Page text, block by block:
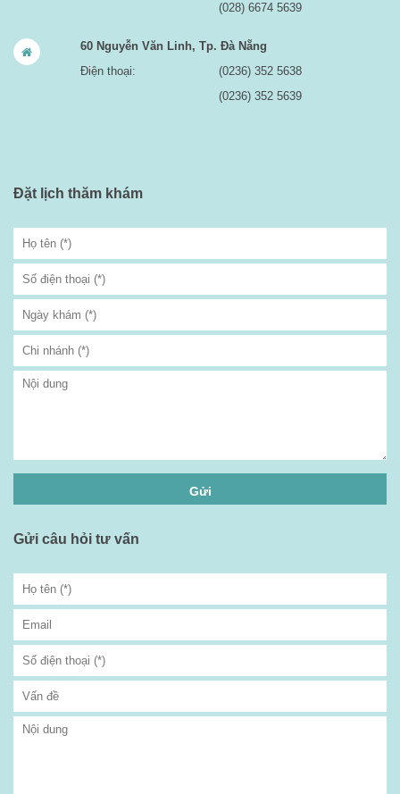
(028) 6674 5639
60 Nguyễn Văn Linh, Tp. Đà Nẵng
Điện thoại:
(0236) 352 5638
(0236) 352 5639
Đặt lịch thăm khám
Gửi câu hỏi tư vấn